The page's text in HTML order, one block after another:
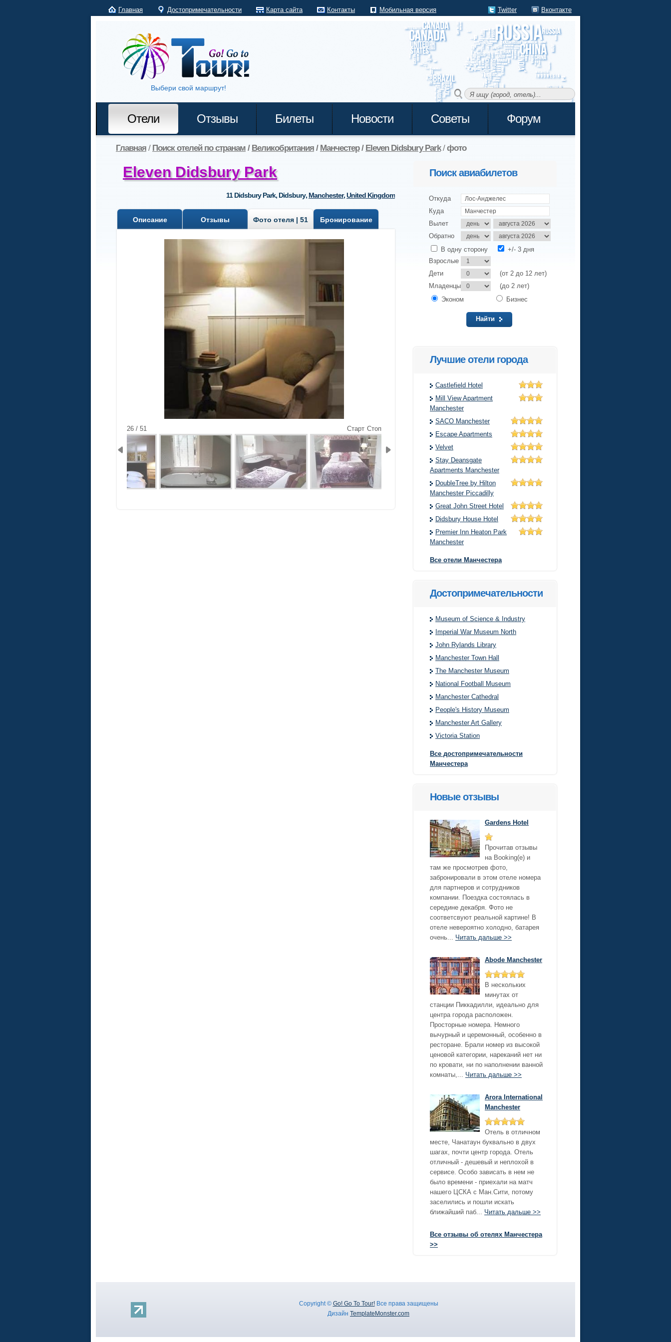
Главная Достопримечательности Карта сайта Контакты Мобильная версия Twitter Вконтакте
Выбери свой маршрут!
Отели Отзывы Билеты Новости Советы Форум
Главная / Поиск отелей по странам / Великобритания / Манчестер/ Eleven Didsbury Park/фото
Eleven Didsbury Park
11 Didsbury Park, Didsbury, Manchester,United Kingdom
Описание Отзывы Фото отеля | 51 Бронирование
26 / 51 Старт Стоп
Поиск авиабилетов
Откуда
Куда
Вылет
Обратно
В одну сторону
+/- 3 дня
Взрослые
Дети
(от 2 до 12 лет)
Младенцы
(до 2 лет)
Эконом
Бизнес
Найти
Лучшие отели города
Castlefield Hotel
Mill View Apartment
Manchester
SACO Manchester
Escape Apartments
Velvet
Stay Deansgate
Apartments Manchester
DoubleTree by Hilton
Manchester Piccadilly
Great John Street Hotel
Didsbury House Hotel
Premier Inn Heaton Park
Manchester
Все отели Манчестера
Достопримечательности
Museum of Science & Industry
Imperial War Museum North
John Rylands Library
Manchester Town Hall
The Manchester Museum
National Football Museum
Manchester Cathedral
People's History Museum
Manchester Art Gallery
Victoria Station
Все достопримечательности
Манчестера
Новые отзывы
Gardens Hotel
Прочитав отзывы
на Booking(е) и
там же просмотрев фото,
забронировали в этом отеле номера
для партнеров и сотрудников
компании. Поездка состоялась в
середине декабря. Фото не
соответсвуют реальной картине! В
отеле невероятно холодно, батарея
очень... Читать дальше >>
Abode Manchester
В нескольких
минутах от
станции Пиккадилли, идеально для
центра города расположен.
Просторные номера. Немного
вычурный и церемонный, особенно в
ресторане. Брали номер из высокой
ценовой категории, нареканий нет ни
по кровати, ни по наполнении ванной
комнаты,... Читать дальше >>
Arora International
Manchester
Отель в отличном
месте, Чанатаун буквально в двух
шагах, почти центр города. Отель
отличный - дешевый и неплохой в
сервисе. Особо зависать в нем не
было времени - приехали на матч
нашего ЦСКА с Ман.Сити, потому
заселились и пошли искать
ближайший паб... Читать дальше >>
Все отзывы об отелях Манчестера
>>
Copyright © Go! Go To Tour!Все права защищены
Дизайн TemplateMonster.com